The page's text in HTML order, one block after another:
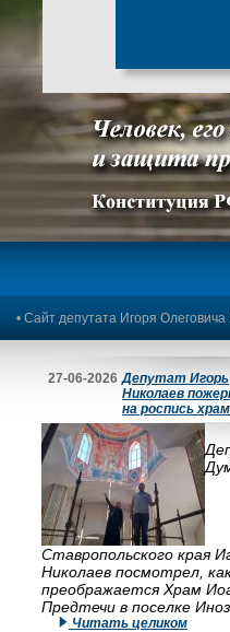
• Сайт депутата Игоря
27-06-2026 Депутат Игорь
Николаев
на роспись
Ставропольского края
Николаев посмотрел,
преображается Храм
Предтечи в поселке
Читать целиком